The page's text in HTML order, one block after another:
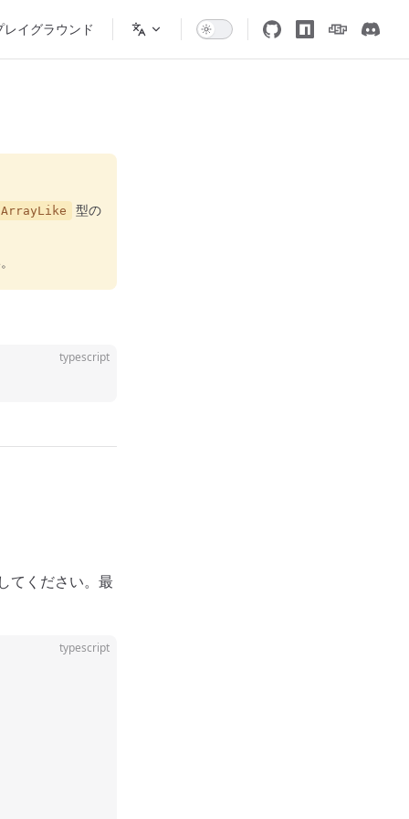
レイグラウンド
ArrayLike
型の
typescript
てください。最
typescript